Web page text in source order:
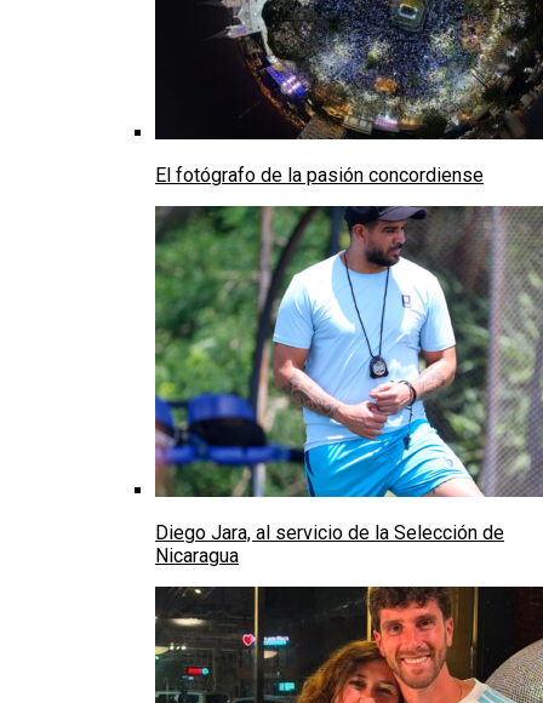
El fotógrafo de la pasión concordiense
Diego Jara, al servicio de la Selección de
Nicaragua